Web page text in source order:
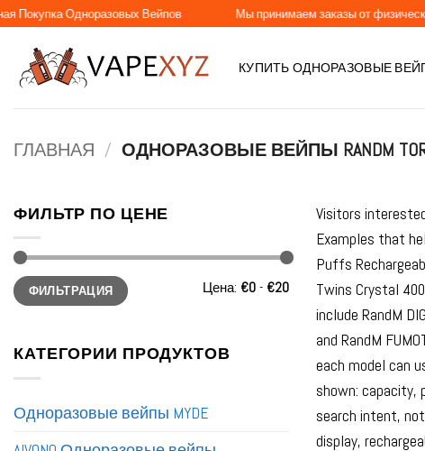
Skip
content
Одноразовых Вейпов Мы принимаем заказы от физических и
КУПИТЬ ОДНОРАЗОВЫЕ
ГЛАВНАЯ / ОДНОРАЗОВЫЕ ВЕЙПЫ RANDM
ФИЛЬТР ПО ЦЕНЕ
Минимальная
цена
Максимальная
ценаФИЛЬТРАЦИЯ Цена: €0 - €20
КАТЕГОРИИ ПРОДУКТОВ
Одноразовые вейпы MYDE
Visitors
Examples that
Puffs
Twins Crystal
include RandM
and RandM
each model can
shown: capacity,
search intent,
display,